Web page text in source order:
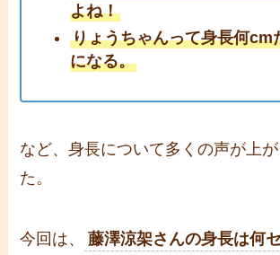
よね！
りょうちゃんって身長何cm
になる。
など、身長について多くの声が上
た。
今回は、
藤澤涼架さんの身長は何